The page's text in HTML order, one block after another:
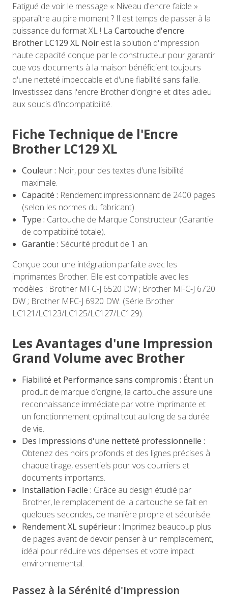
Fatigué de voir le message « Niveau d'encre faible »
apparaître au pire moment ? Il est temps de passer à la
puissance du format XL ! La Cartouche d'encre
Brother LC129 XL Noir est la solution d'impression
haute capacité conçue par le constructeur pour garantir
que vos documents à la maison bénéficient toujours
d'une netteté impeccable et d'une fiabilité sans faille.
Investissez dans l'encre Brother d'origine et dites adieu
aux soucis d'incompatibilité.
Fiche Technique de l'Encre
Brother LC129 XL
Couleur : Noir, pour des textes d'une lisibilité
maximale.
Capacité : Rendement impressionnant de 2400 pages
(selon les normes du fabricant).
Type : Cartouche de Marque Constructeur (Garantie
de compatibilité totale).
Garantie : Sécurité produit de 1 an.
Conçue pour une intégration parfaite avec les
imprimantes Brother. Elle est compatible avec les
modèles : Brother MFC-J 6520 DW ; Brother MFC-J 6720
DW ; Brother MFC-J 6920 DW. (Série Brother
LC121/LC123/LC125/LC127/LC129).
Les Avantages d'une Impression
Grand Volume avec Brother
Fiabilité et Performance sans compromis : Étant un
produit de marque d’origine, la cartouche assure une
reconnaissance immédiate par votre imprimante et
un fonctionnement optimal tout au long de sa durée
de vie.
Des Impressions d'une netteté professionnelle :
Obtenez des noirs profonds et des lignes précises à
chaque tirage, essentiels pour vos courriers et
documents importants.
Installation Facile : Grâce au design étudié par
Brother, le remplacement de la cartouche se fait en
quelques secondes, de manière propre et sécurisée.
Rendement XL supérieur : Imprimez beaucoup plus
de pages avant de devoir penser à un remplacement,
idéal pour réduire vos dépenses et votre impact
environnemental.
Passez à la Sérénité d'Impression